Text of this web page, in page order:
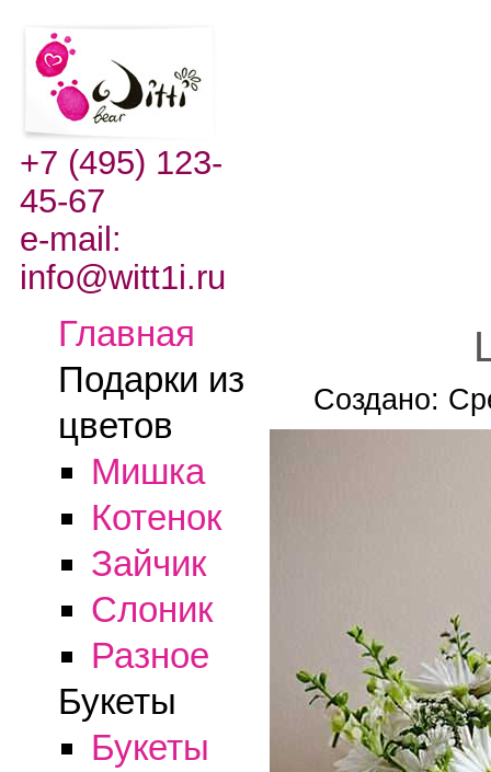
+7 (495) 123-
45-67
e-mail:
info@witt1i.ru
Главная
Подарки из
цветов
Мишка
Котенок
Зайчик
Слоник
Разное
Букеты
Букеты
Создано: